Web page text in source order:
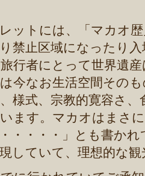
ットには、「マカオ
禁止区域になったり
行者にとって世界遺
今なお生活空間その
様式、宗教的寛容さ
ます。マカオはまさ
・・・・」とも書か
していて、理想的な